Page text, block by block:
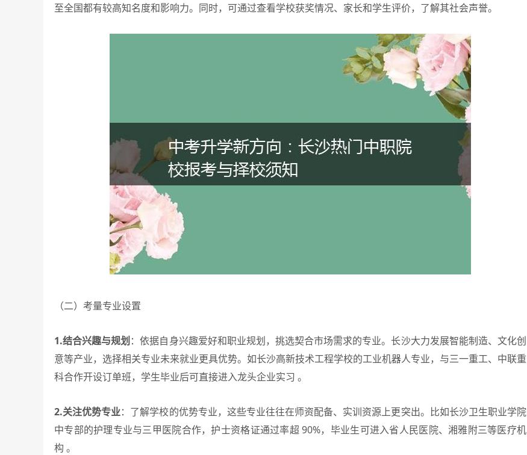
至全国都有较高知名度和影响力。同时，可通过查看学校获奖情况、家长和学生评价，了解其社会声誉。
（二）考量专业设置
1.结合兴趣与规划：依据自身兴趣爱好和职业规划，挑选契合市场需求的专业。长沙大力发展智能制造、文化创
意等产业，选择相关专业未来就业更具优势。如长沙高新技术工程学校的工业机器人专业，与三一重工、中联重
科合作开设订单班，学生毕业后可直接进入龙头企业实习 。
2.关注优势专业：了解学校的优势专业，这些专业往往在师资配备、实训资源上更突出。比如长沙卫生职业学院
中专部的护理专业与三甲医院合作，护士资格证通过率超 90%，毕业生可进入省人民医院、湘雅附三等医疗机
构 。